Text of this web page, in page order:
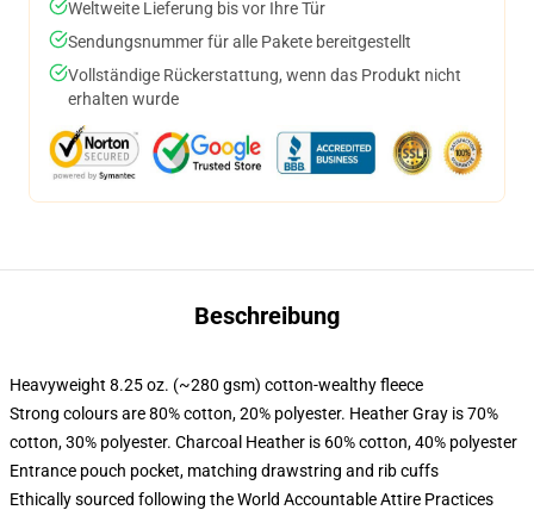
Weltweite Lieferung bis vor Ihre Tür
Sendungsnummer für alle Pakete bereitgestellt
Vollständige Rückerstattung, wenn das Produkt nicht
erhalten wurde
Beschreibung
Heavyweight 8.25 oz. (~280 gsm) cotton-wealthy fleece
Strong colours are 80% cotton, 20% polyester. Heather Gray is 70%
cotton, 30% polyester. Charcoal Heather is 60% cotton, 40% polyester
Entrance pouch pocket, matching drawstring and rib cuffs
Ethically sourced following the World Accountable Attire Practices